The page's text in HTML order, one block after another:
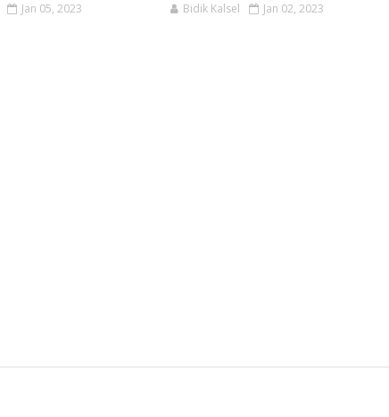
Jan 05, 2023 Bidik Kalsel Jan 02, 2023